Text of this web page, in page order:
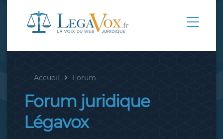
Accueil Forum
Forum juridique
Légavox